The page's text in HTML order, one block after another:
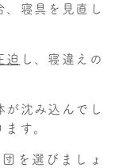
寝具を見直し
迫 し、寝違えの
が沈み込んでし
す。
を選びましょ